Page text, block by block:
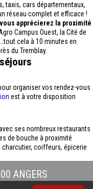
taxis, cars départementaux,
réseau complet et efficace !
apprécierez la proximité
Campus Ouest, la Cité de
cela à 10 minutes en
du Tremblay.
organiser vos rendez-vous
est à votre disposition
ses nombreux restaurants
de bouche à proximité
coiffeurs, épicerie
ANGERS
angers.fr